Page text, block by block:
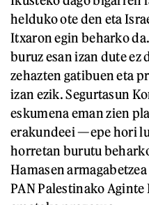
helduko ote den eta
Itxaron egin beharko
buruz esan izan dute
zehazten gatibuen eta
izan ezik. Segurtasun
eskumena eman zien
erakundeei —epe hori
horretan burutu
Hamasen
PAN Palestinako